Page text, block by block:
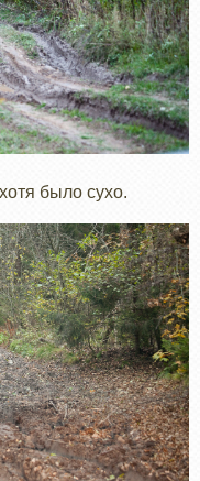
было сухо.